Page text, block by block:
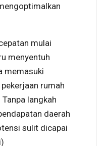
mulai
menyentuh
memasuki
rumah
langkah
daerah
sulit dicapai